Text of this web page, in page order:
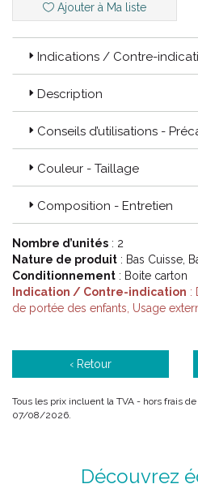
Garanties Thuasne :
Thuasne a toujours fait le choix de
avec les organismes de
Des solutions thérapeutiques
cliniques menées par des
Le respect de l' environnement
Thuasne s’ est depuis longtemps
active de réduction de son impact
Code ACL : 6298581 / 6298582 /
/ 3111790043843 /
Ajouter à Ma liste
Indications / Contre-
Description
Conseils d’utilisations -
Couleur - Taillage
Composition - Entretien
Nombre d’unités : 2
Nature de produit : Bas Cuisse,
Conditionnement : Boite carton
Indication / Contre-indication :
de portée des enfants, Usage
‹ Retour
Tous les prix incluent la TVA - hors frais
07/08/2026.
Découvrez